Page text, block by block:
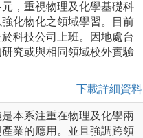
，重視物理及化學基礎科
化物化之領域學習。目前
科技公司上班。因地處台
究或與相同領域校外實驗
下載詳細資料
本系注重在物理及化學兩
業的應用。並且強調跨領